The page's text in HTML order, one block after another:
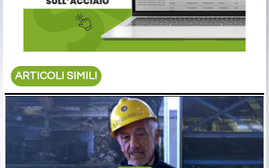
ARTICOLI SIMILI